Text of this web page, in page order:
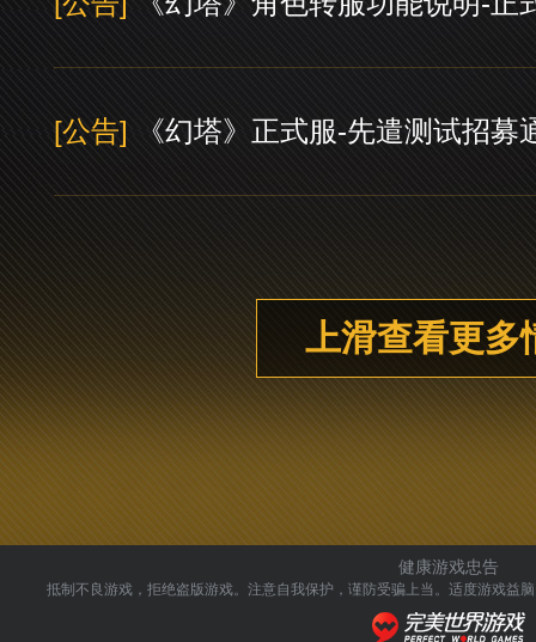
[公告] 《幻塔》正式服-先遣测试招募
上滑查看更多
健康游戏忠告
抵制不良游戏，拒绝盗版游戏。注意自我保护，谨防受骗上当。 适度游戏益